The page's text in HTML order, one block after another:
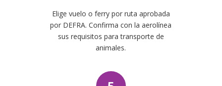
Elige vuelo o ferry por ruta aprobada
por DEFRA. Confirma con la aerolínea
sus requisitos para transporte de
animales.